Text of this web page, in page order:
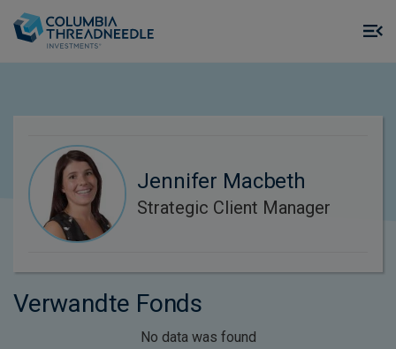
Jennifer Macbeth
Strategic Client Manager
Verwandte Fonds
No data was found